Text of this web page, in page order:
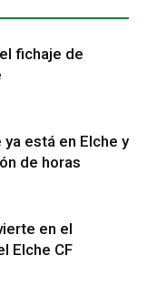
fichaje de
está en Elche y
de horas
en el
Elche CF